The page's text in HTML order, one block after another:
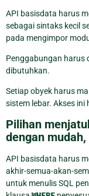
API basisdata harus
sebagai sintaks kecil
pada mengimpor
Penggabungan harus
dibutuhkan.
Setiap obyek harus
sistem lebar. Akses ini
Pilihan
dengan
API basisdata harus
akhir-semua-akan-
untuk menulis SQL